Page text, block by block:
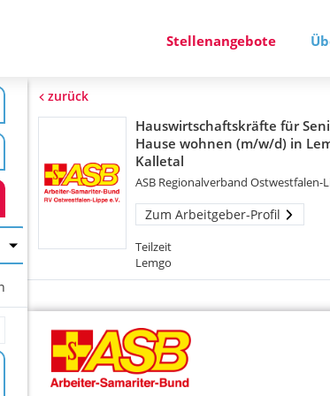
Stellenangebote
zurück
Hauswirtschaftskräfte für
Hause wohnen (m/w/d) in
Kalletal
ASB Regionalverband Ostwestfalen-
Zum Arbeitgeber-Profil
Teilzeit
Lemgo